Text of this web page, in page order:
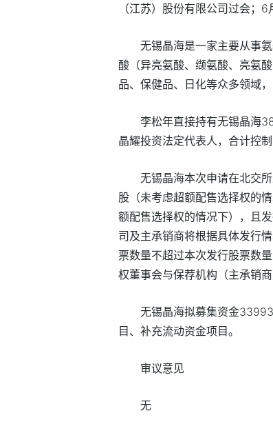
（江苏）股份有限公司过会；
无锡晶海是一家主要从事
酸（异亮氨酸、缬氨酸、亮氨
品、保健品、日化等众多领域，
李松年直接持有无锡晶海
晶耀投资法定代表人，合计控
无锡晶海本次申请在北交
股（未考虑超额配售选择权的
额配售选择权的情况下），且
司及主承销商将根据具体发行
票数量不超过本次发行股票数
权董事会与保荐机构（主承销
无锡晶海拟募集资金
目、补充流动资金项目。
审议意见
无